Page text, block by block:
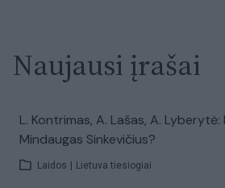
Naujausi įrašai
L. Kontrimas, A. Lašas, A.
Mindaugas Sinkevičius?
Laidos Lietuva tiesiogiai